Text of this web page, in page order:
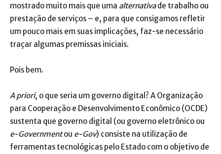
mostrado muito mais que uma alternativade trabalho ou
prestação de serviços – e, para que consigamos refletir
um pouco mais em suas implicações, faz-se necessário
traçar algumas premissas iniciais.
Pois bem.
A priori, o que seria um governo digital? A Organização
para Cooperação e Desenvolvimento Econômico (OCDE)
sustenta que governo digital (ou governo eletrônico ou
e-Governmentou e-Gov) consiste na utilização de
ferramentas tecnológicas pelo Estado com o objetivo de